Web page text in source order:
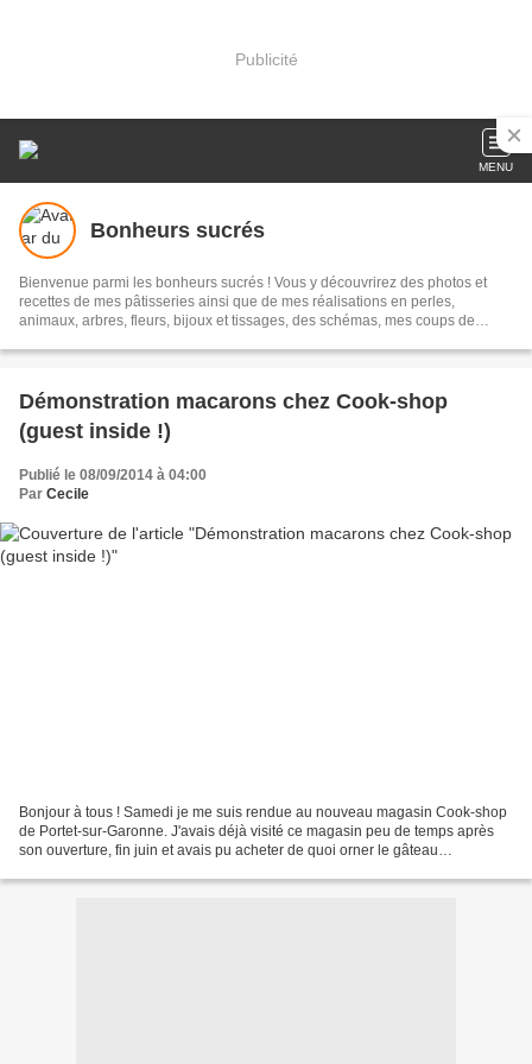
Publicité
MENU
Bonheurs sucrés
Bienvenue parmi les bonheurs sucrés ! Vous y découvrirez des photos et
recettes de mes pâtisseries ainsi que de mes réalisations en perles,
animaux, arbres, fleurs, bijoux et tissages, des schémas, mes coups de
Démonstration macarons chez Cook-shop
(guest inside !)
Publié le 08/09/2014 à 04:00
Par Cecile
Bonjour à tous ! Samedi je me suis rendue au nouveau magasin Cook-shop
de Portet-sur-Garonne. J'avais déjà visité ce magasin peu de temps après
son ouverture, fin juin et avais pu acheter de quoi orner le gâteau